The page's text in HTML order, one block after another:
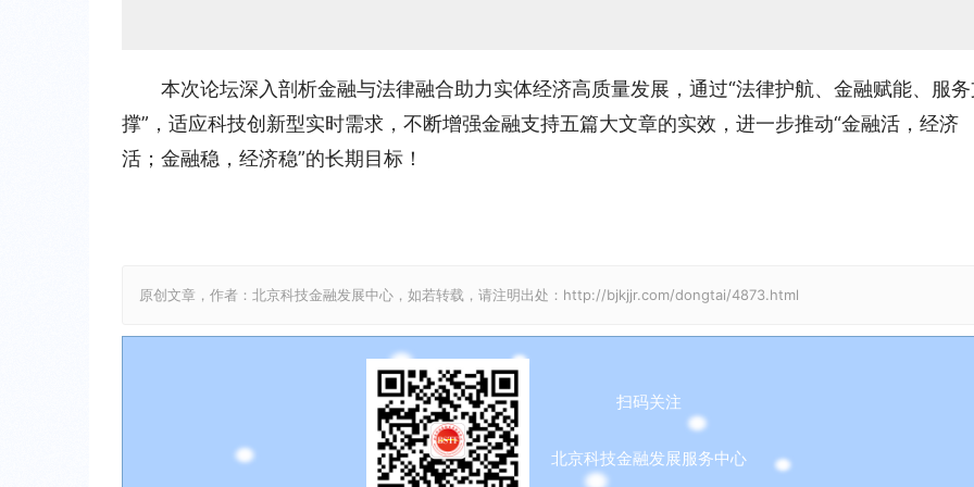
本次论坛深入剖析金融与法律融合助力实体经济高质量发展，通过“法律护航、金融赋能、服
撑”，适应科技创新型实时需求，不断增强金融支持五篇大文章的实效，进一步推动“金融活，经济
活；金融稳，经济稳”的长期目标！
原创文章，作者：北京科技金融发展中心，如若转载，请注明出处：http://bjkjjr.com/dongtai/4873.html
扫码关注
北京科技金融发展服务中心